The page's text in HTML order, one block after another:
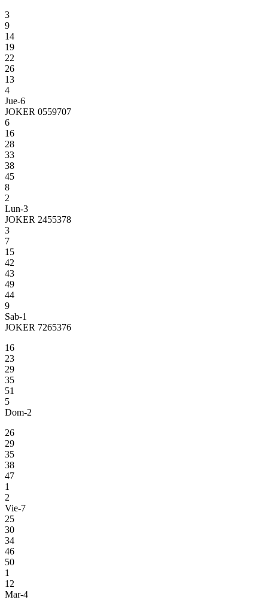
3
9
14
19
22
26
13
4
Jue-6
JOKER 0559707
6
16
28
33
38
45
8
2
Lun-3
JOKER 2455378
3
7
15
42
43
49
44
9
Sab-1
JOKER 7265376
16
23
29
35
51
5
Dom-2
26
29
35
38
47
1
2
Vie-7
25
30
34
46
50
1
12
Mar-4